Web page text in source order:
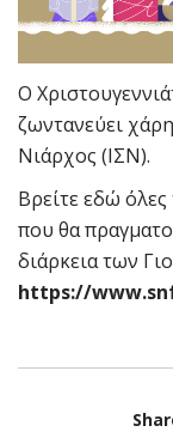
Ο
ζωντανεύει
Νιάρχος (ΙΣΝ).
Βρείτε εδώ όλες
που θα
διάρκεια των
https://